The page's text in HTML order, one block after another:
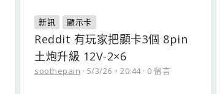
新訊 顯示卡
Reddit 有玩家把顯卡3個 8pin
土炮升級 12V-2×6
soothepain 5/3/26，20:44 0 留言